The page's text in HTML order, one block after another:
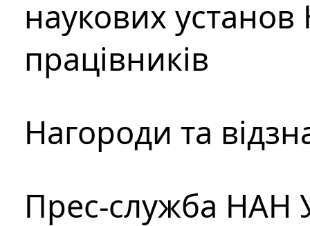
наукових установ
працівників
Нагороди та
Прес-служба НАН